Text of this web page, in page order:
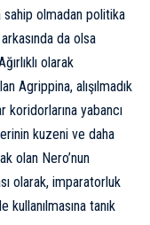
sahip olmadan politika
da olsa
olarak
Agrippina, alışılmadık
yabancı
kuzeni ve daha
olan Nero’nun
olarak, imparatorluk
tanık